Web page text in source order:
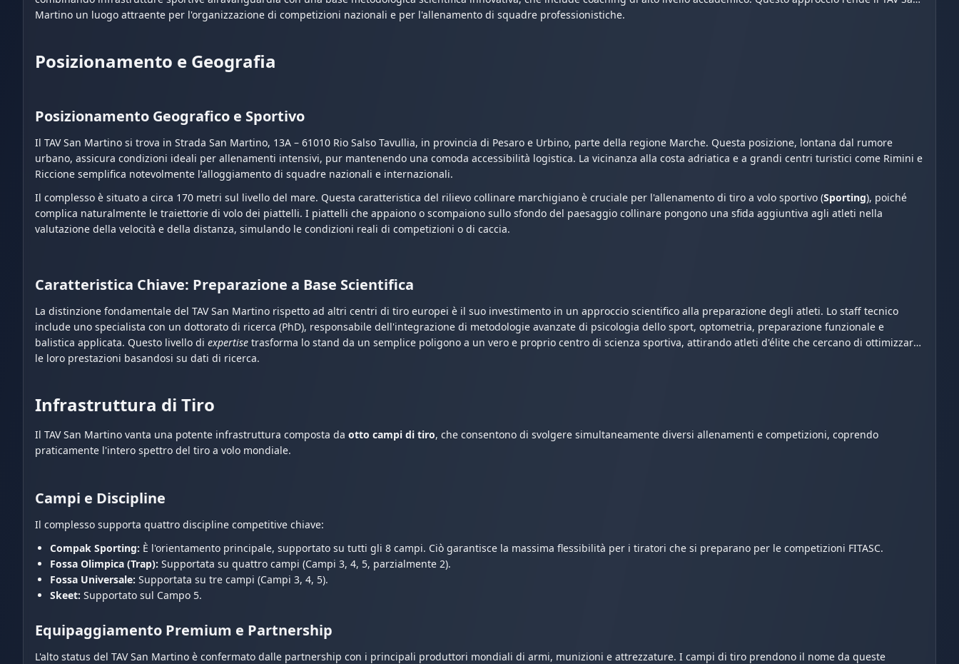
Martino un luogo attraente per l'organizzazione di competizioni nazionali e per l'allenamento di squadre professionistiche.
Posizionamento e Geografia
Posizionamento Geografico e Sportivo
Il TAV San Martino si trova in Strada San Martino, 13A – 61010 Rio Salso Tavullia, in provincia di Pesaro e Urbino, parte della regione Marche. Questa posizione, lontana dal rumore
urbano, assicura condizioni ideali per allenamenti intensivi, pur mantenendo una comoda accessibilità logistica. La vicinanza alla costa adriatica e a grandi centri turistici come Rimini e
Riccione semplifica notevolmente l'alloggiamento di squadre nazionali e internazionali.
Il complesso è situato a circa 170 metri sul livello del mare. Questa caratteristica del rilievo collinare marchigiano è cruciale per l'allenamento di tiro a volo sportivo (Sporting), poiché
complica naturalmente le traiettorie di volo dei piattelli. I piattelli che appaiono o scompaiono sullo sfondo del paesaggio collinare pongono una sfida aggiuntiva agli atleti nella
valutazione della velocità e della distanza, simulando le condizioni reali di competizioni o di caccia.
Caratteristica Chiave: Preparazione a Base Scientifica
La distinzione fondamentale del TAV San Martino rispetto ad altri centri di tiro europei è il suo investimento in un approccio scientifico alla preparazione degli atleti. Lo staff tecnico
include uno specialista con un dottorato di ricerca (PhD), responsabile dell'integrazione di metodologie avanzate di psicologia dello sport, optometria, preparazione funzionale e
balistica applicata. Questo livello di expertise trasforma lo stand da un semplice poligono a un vero e proprio centro di scienza sportiva, attirando atleti d'élite che cercano di ottimizzare
le loro prestazioni basandosi su dati di ricerca.
Infrastruttura di Tiro
Il TAV San Martino vanta una potente infrastruttura composta da otto campi di tiro, che consentono di svolgere simultaneamente diversi allenamenti e competizioni, coprendo
praticamente l'intero spettro del tiro a volo mondiale.
Campi e Discipline
Il complesso supporta quattro discipline competitive chiave:
Compak Sporting: È l'orientamento principale, supportato su tutti gli 8 campi. Ciò garantisce la massima flessibilità per i tiratori che si preparano per le competizioni FITASC.
Fossa Olimpica (Trap): Supportata su quattro campi (Campi 3, 4, 5, parzialmente 2).
Fossa Universale: Supportata su tre campi (Campi 3, 4, 5).
Skeet: Supportato sul Campo 5.
Equipaggiamento Premium e Partnership
L'alto status del TAV San Martino è confermato dalle partnership con i principali produttori mondiali di armi, munizioni e attrezzature. I campi di tiro prendono il nome da queste